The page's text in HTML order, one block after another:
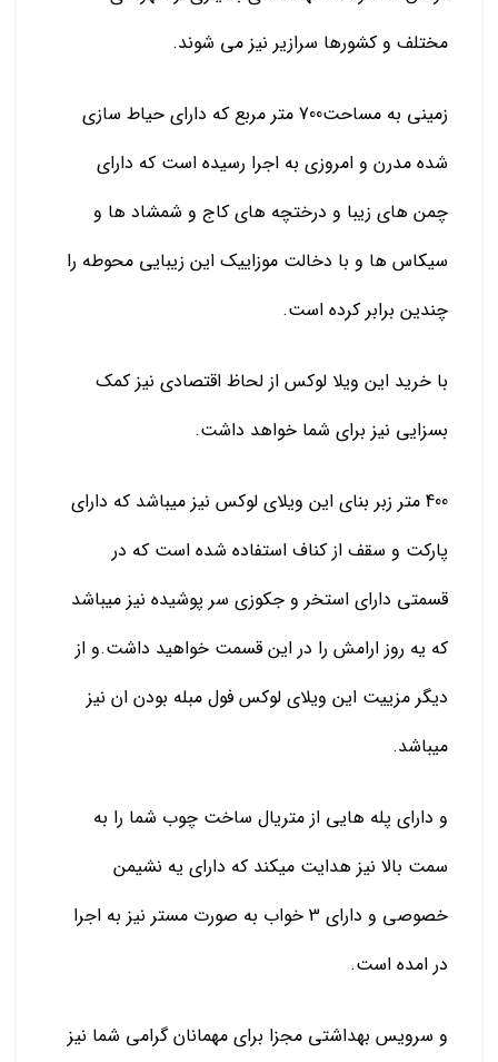
مختلف و کشورها سرازیر نیز می شوند.
زمینی به مساحت700 متر مربع که دارای حیاط سازی
شده مدرن و امروزی به اجرا رسیده است که دارای
چمن های زیبا و درختچه های کاج و شمشاد ها و
سیکاس ها و با دخالت موزاییک این زیبایی محوطه را
چندین برابر کرده است.
با خرید این ویلا لوکس از لحاظ اقتصادی نیز کمک
بسزایی نیز برای شما خواهد داشت.
400 متر زبر بنای این ویلای لوکس نیز میباشد که دارای
پارکت و سقف از کناف استفاده شده است که در
قسمتی دارای استخر و جکوزی سر پوشیده نیز میباشد
که یه روز ارامش را در این قسمت خواهید داشت.و از
دیگر مزییت این ویلای لوکس فول مبله بودن ان نیز
میباشد.
و دارای پله هایی از متریال ساخت چوب شما را به
سمت بالا نیز هدایت میکند که دارای یه نشیمن
خصوصی و دارای 3 خواب به صورت مستر نیز به اجرا
در امده است.
و سرویس بهداشتی مجزا برای مهمانان گرامی شما نیز